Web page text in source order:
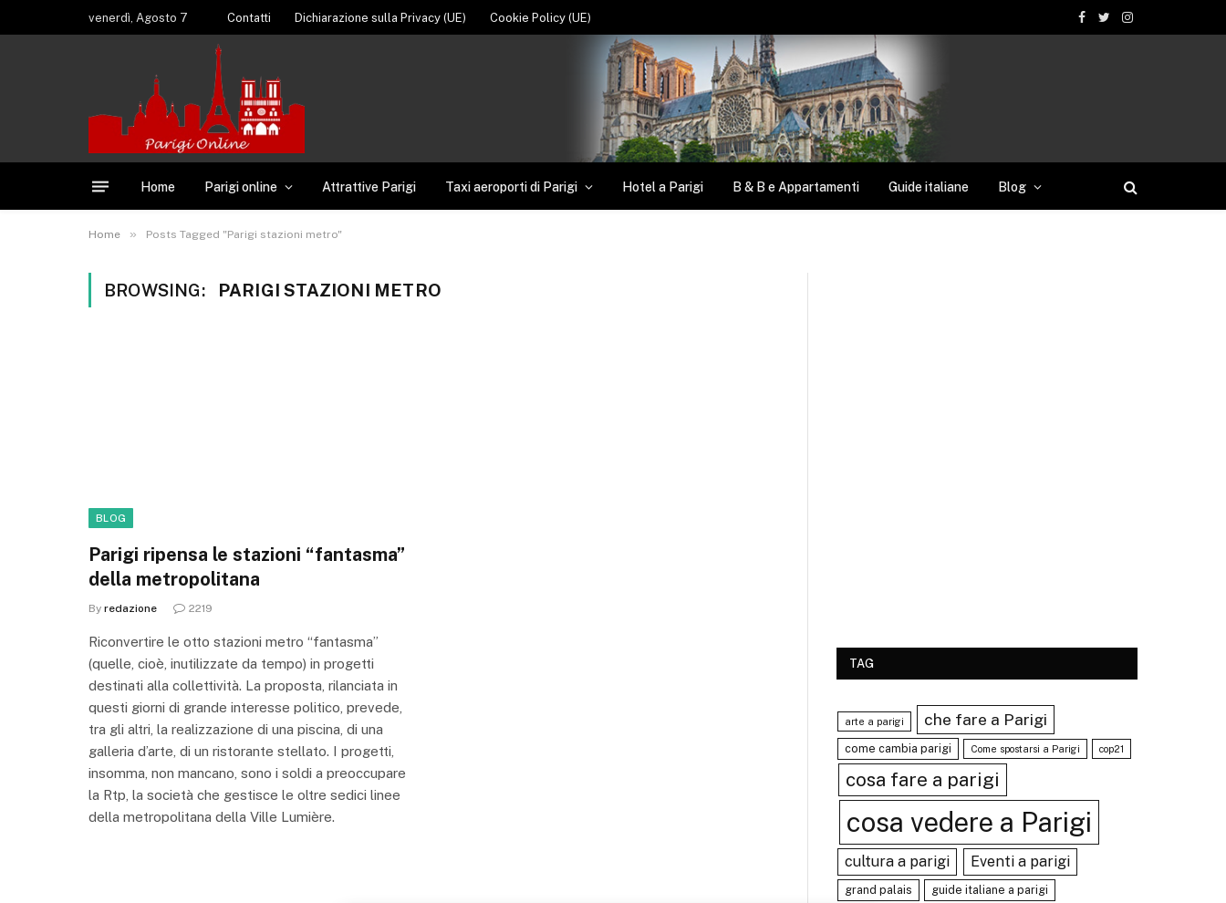
venerdì, Agosto 7 Contatti Dichiarazione sulla Privacy (UE) Cookie Policy (UE)
Facebook
TwitterInstagram
Home Parigi online Attrattive Parigi Taxi aeroporti di Parigi Hotel a Parigi B & B e Appartamenti Guide italiane Blog
Home » Posts Tagged "Parigi stazioni metro"
BROWSING: PARIGI STAZIONI METRO
BLOG
Parigi ripensa le stazioni “fantasma”
della metropolitana
By redazione 2219
Riconvertire le otto stazioni metro “fantasma”
(quelle, cioè, inutilizzate da tempo) in progetti
destinati alla collettività. La proposta, rilanciata in
questi giorni di grande interesse politico, prevede,
tra gli altri, la realizzazione di una piscina, di una
galleria d’arte, di un ristorante stellato. I progetti,
insomma, non mancano, sono i soldi a preoccupare
la Rtp, la società che gestisce le oltre sedici linee
della metropolitana della Ville Lumière.
TAG
arte a parigi che fare a Parigi
come cambia parigi Come spostarsi a Parigi cop21
cosa fare a parigi
cosa vedere a Parigi
cultura a parigi Eventi a parigi
grand palais guide italiane a parigi